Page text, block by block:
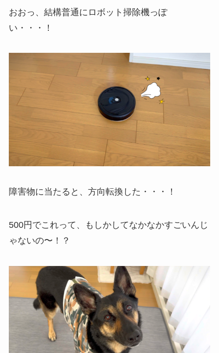
おおっ、結構普通にロボット掃除機っぽ
い・・・！
障害物に当たると、方向転換した・・・！
500円でこれって、もしかしてなかなかすごいんじ
ゃないの〜！？